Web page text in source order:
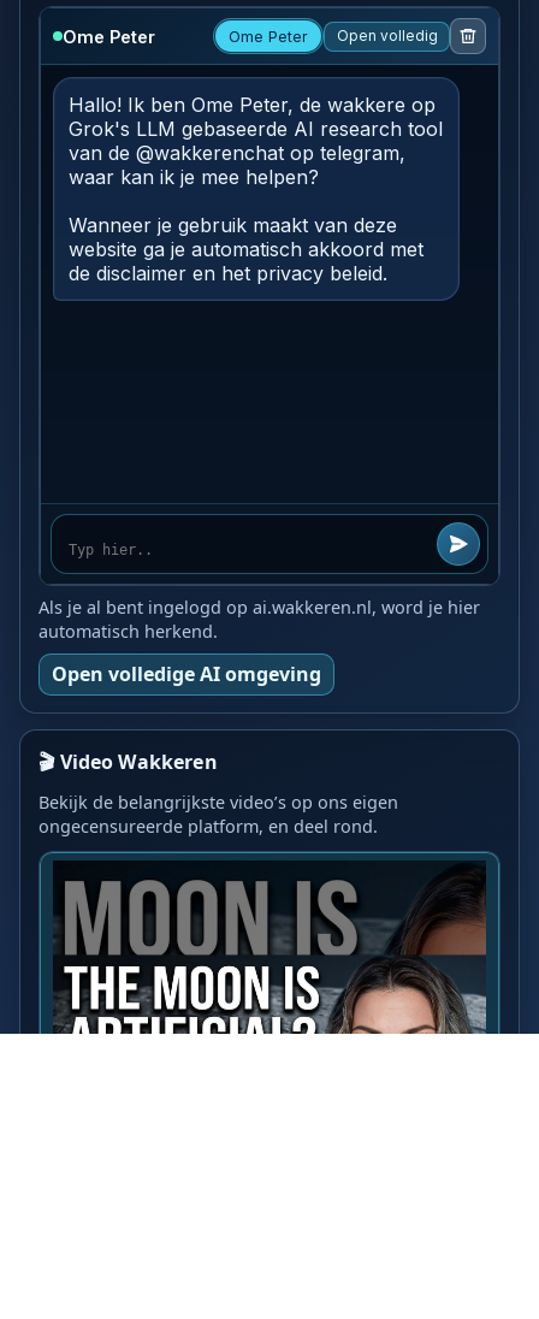
Als je al bent ingelogd op ai.wakkeren.nl, word je hier
automatisch herkend.
Open volledige AI omgeving
🎬 Video Wakkeren
Bekijk de belangrijkste video’s op ons eigen
ongecensureerde platform, en deel rond.